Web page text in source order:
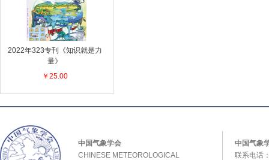
2022年323专刊《知识就是力
量》
￥25.00
中国气象学会
CHINESE METEOROLOGICAL
中国气象
联系电话